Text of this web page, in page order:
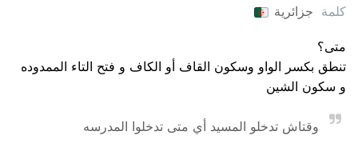
كلمة جزائرية
متى؟
تنطق بكسر الواو وسكون القاف أو الكاف و فتح التاء الممدوده
و سكون الشين
وقتاش تدخلو المسيد أي متى تدخلوا المدرسه